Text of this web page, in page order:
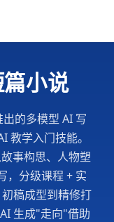
小说
的多模型 AI 写
教学入门技能。
事构思、人物塑
，分级课程 + 实
稿成型到精修打
生成"走向"借助